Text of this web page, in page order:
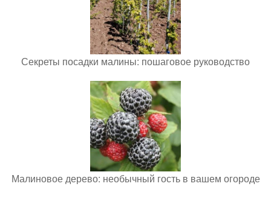
Секреты посадки малины: пошаговое руководство
Малиновое дерево: необычный гость в вашем огороде